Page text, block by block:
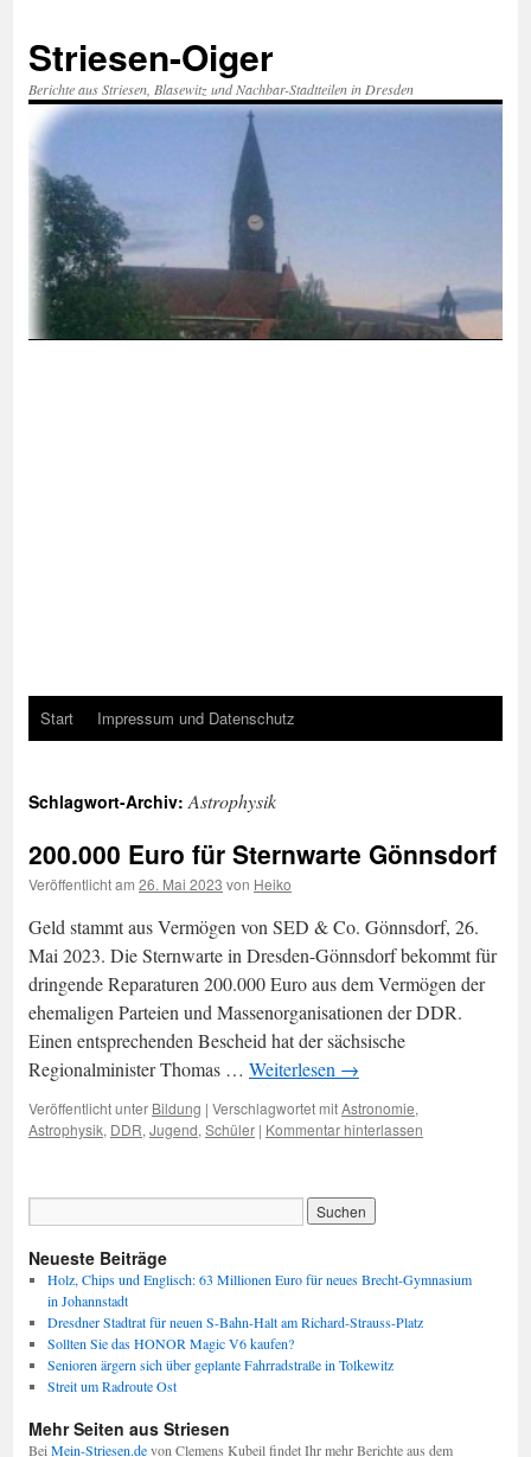
springen
Striesen-Oiger
Berichte aus Striesen, Blasewitz und Nachbar-Stadtteilen in Dresden
Start Impressum und Datenschutz
Schlagwort-Archiv:Astrophysik
200.000 Euro für Sternwarte Gönnsdorf
Veröffentlicht am 26. Mai 2023 von Heiko
Geld stammt aus Vermögen von SED & Co. Gönnsdorf, 26.
Mai 2023. Die Sternwarte in Dresden-Gönnsdorf bekommt für
dringende Reparaturen 200.000 Euro aus dem Vermögen der
ehemaligen Parteien und Massenorganisationen der DDR.
Einen entsprechenden Bescheid hat der sächsische
Regionalminister Thomas … Weiterlesen →
Veröffentlicht unter Bildung | Verschlagwortet mitAstronomie,
Astrophysik, DDR, Jugend, Schüler | Kommentar hinterlassen
Neueste Beiträge
Holz, Chips und Englisch: 63 Millionen Euro für neues Brecht-Gymnasium
in Johannstadt
Dresdner Stadtrat für neuen S-Bahn-Halt am Richard-Strauss-Platz
Sollten Sie das HONOR Magic V6 kaufen?
Senioren ärgern sich über geplante Fahrradstraße in Tolkewitz
Streit um Radroute Ost
Mehr Seiten aus Striesen
Bei Mein-Striesen.devon Clemens Kubeil findet Ihr mehr Berichte aus dem